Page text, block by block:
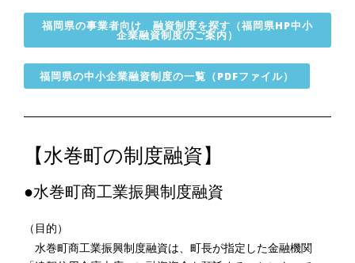
福岡県の事業者向け 融資制度を探す（福岡県HP中小
企業融資制度のご案内）
福岡県の中小企業融資制度の一覧（PDFファイル）
【水巻町の制度融資】
●水巻町商工業振興制度融資
（目的）
水巻町商工業振興制度融資は、町長が指定した金融機関